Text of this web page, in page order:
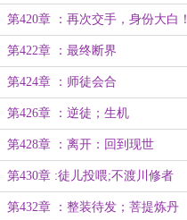
第420章 ：再次交手，身份大白！
第422章 ：最终断界
第424章 ：师徒会合
第426章 ：逆徒；生机
第428章 ：离开：回到现世
第430章 :徒儿投喂;不渡川修者
第432章 ：整装待发；菩提炼丹